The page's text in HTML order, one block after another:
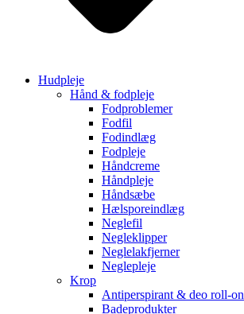
Hudpleje
Hånd & fodpleje
Fodproblemer
Fodfil
Fodindlæg
Fodpleje
Håndcreme
Håndpleje
Håndsæbe
Hælsporeindlæg
Neglefil
Negleklipper
Neglelakfjerner
Neglepleje
Krop
Antiperspirant & deo roll-on
Badeprodukter